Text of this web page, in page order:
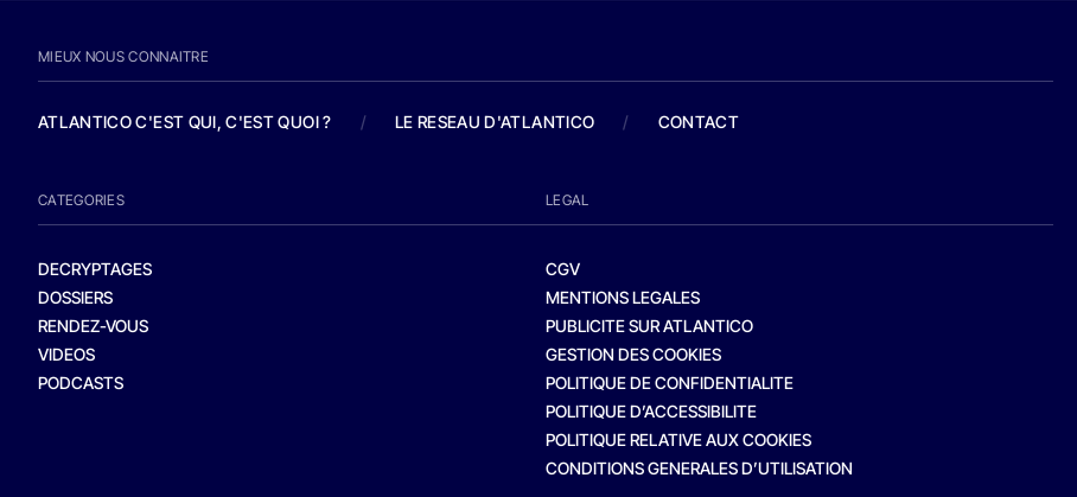
MIEUX NOUS CONNAITRE
ATLANTICO C'EST QUI, C'EST QUOI ? / LE RESEAU D'ATLANTICO / CONTACT
CATEGORIES
DECRYPTAGES
DOSSIERS
RENDEZ-VOUS
VIDEOS
PODCASTS
LEGAL
CGV
MENTIONS LEGALES
PUBLICITE SUR ATLANTICO
GESTION DES COOKIES
POLITIQUE DE CONFIDENTIALITE
POLITIQUE D’ACCESSIBILITE
POLITIQUE RELATIVE AUX COOKIES
CONDITIONS GENERALES D’UTILISATION